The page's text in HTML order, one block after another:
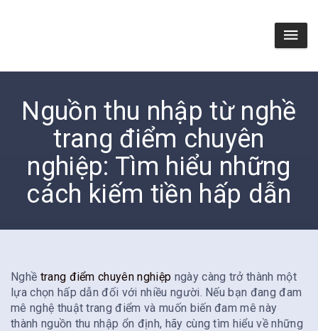
Nguồn thu nhập từ nghề
trang điểm chuyên
nghiệp: Tìm hiểu những
cách kiếm tiền hấp dẫn
Nghề trang điểm chuyên nghiệp ngày càng trở thành một
lựa chọn hấp dẫn đối với nhiều người. Nếu bạn đang đam
mê nghệ thuật trang điểm và muốn biến đam mê này
thành nguồn thu nhập ổn định, hãy cùng tìm hiểu về những